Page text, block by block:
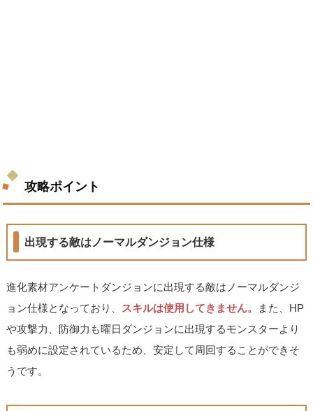
攻略ポイント
出現する敵はノーマルダンジョン仕様
進化素材アンケートダンジョンに出現する敵はノーマルダンジ
ョン仕様となっており、 スキルは使用してきません。
また、HP
や攻撃力、防御力も曜日ダンジョンに出現するモンスターより
も弱めに設定されているため、安定して周回することができそ
うです。